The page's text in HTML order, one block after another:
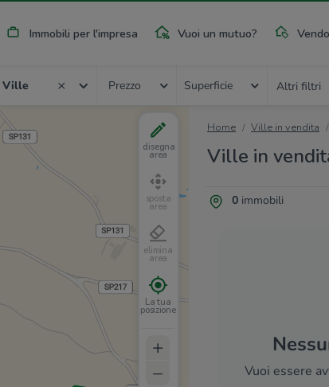
Immobili per l'impresa Vuoi un mutuo?
Ville Prezzo Superficie Altri filtri
Home Ville in vendita
Ville in
0immobili
Vuoi essere
disegna
area
sposta
area
elimina
area
La tua
posizione
+
–